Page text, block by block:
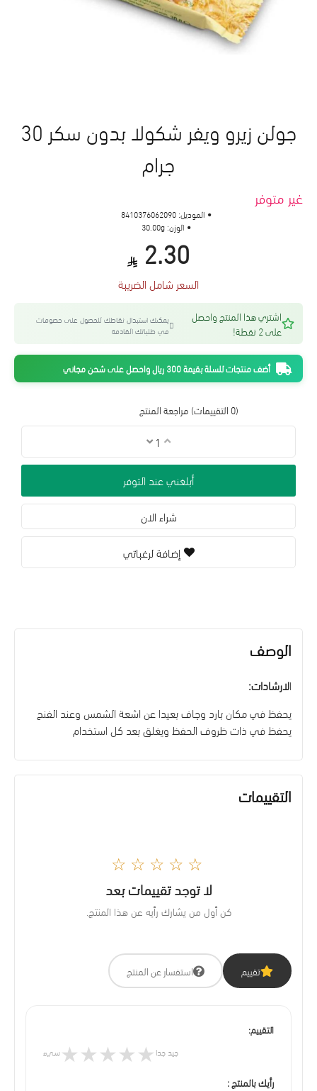
غير متوفر
جولن زيرو ويفر شكولا بدون سكر 30
جرام
(0 التقييمات) مراجعة المنتج
2.30
السعر شامل الضريبة
الموديل: 8410376062090
الوزن: 30.00g
اشتري هذا المنتج واحصل
على 2 نقطة!
يمكنك استبدال نقاطك للحصول على خصومات
في طلباتك القادمة
أضف منتجات للسلة بقيمة 300 ريال واحصل على شحن مجاني
أبلغني عند التوفر
شراء الان
إضافة لرغباتي
الوصف
الارشادات:
يحفظ في مكان بارد وجاف بعيدا عن اشعة الشمس وعند الفنح
يحفظ في ذات ظروف الحفظ ويغلق بعد كل استخدام
التقييمات
☆☆☆☆☆
لا توجد تقييمات بعد
كن أول من يشارك رأيه عن هذا المنتج.
تقييم استفسار عن المنتج
التقييم:
سيء ★★★★★ جيد جدا
رأيك بالمنتج :